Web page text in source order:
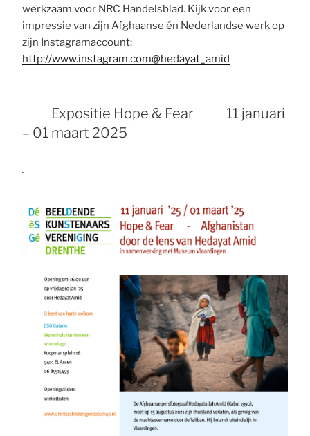
werkzaam voor NRC Handelsblad. Kijk voor een
impressie van zijn Afghaanse én Nederlandse werk op
zijn Instagramaccount:
http://www.instagram.com@hedayat_amid
Expositie Hope & Fear 11 januari
– 01 maart 2025